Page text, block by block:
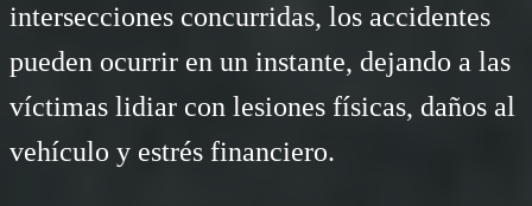
intersecciones concurridas, los accidentes
pueden ocurrir en un instante, dejando a las
víctimas lidiar con lesiones físicas, daños al
vehículo y estrés financiero.